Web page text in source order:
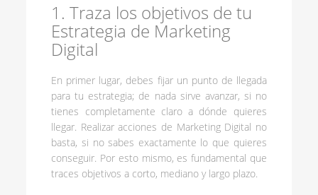
1. Traza los objetivos de tu
Estrategia de Marketing
Digital
En primer lugar, debes fijar un punto de llegada
para tu estrategia; de nada sirve avanzar, si no
tienes completamente claro a dónde quieres
llegar. Realizar acciones de Marketing Digital no
basta, si no sabes exactamente lo que quieres
conseguir. Por esto mismo, es fundamental que
traces objetivos a corto, mediano y largo plazo.